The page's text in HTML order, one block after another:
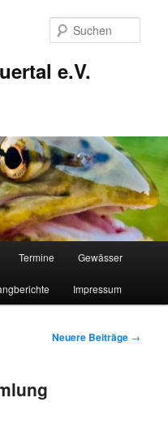
e.V.
Termine Gewässer
Impressum
Neuere Beiträge →